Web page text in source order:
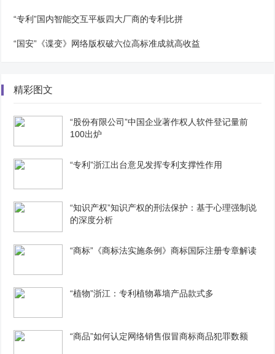
“专利”国内智能交互平板四大厂商的专利比拼
“国安”《谍变》网络版权破六位高标准成就高收益
精彩图文
“股份有限公司”中国企业著作权人软件登记量前
100出炉
“专利”浙江出台意见发挥专利支撑性作用
“知识产权”知识产权的刑法保护：基于心理强制说
的深度分析
“商标”《商标法实施条例》商标国际注册专章解读
“植物”浙江：专利植物幕墙产品款式多
“商品”如何认定网络销售假冒商标商品犯罪数额